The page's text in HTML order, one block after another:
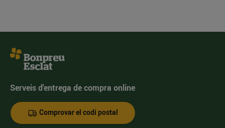
Serveis d'entrega de compra online
Comprovar el codi postal